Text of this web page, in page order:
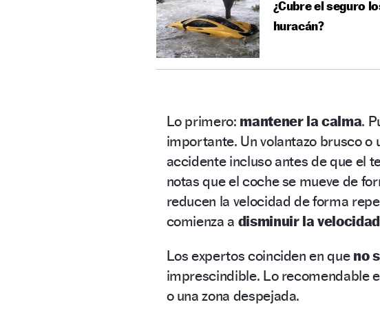
¿Cubre el seguro
huracán?
Lo primero: mantener la calma.
importante. Un volantazo brusco o
accidente incluso antes de que el
notas que el coche se mueve de
reducen la velocidad de forma
comienza a disminuir la
Los expertos coinciden en que no
imprescindible. Lo recomendable
o una zona despejada.